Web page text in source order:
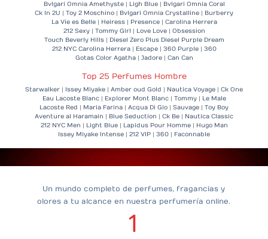
Bvlgari Omnia Amethyste| Ligh Blue| Bvlgari Omnia Coral
Ck In 2U | Toy 2 Moschino | Bvlgari Omnia Crystalline | Burberry
La Vie es Belle| Heiress| Presence| Carolina Herrera
212 Sexy| Tommy Girl | Love Love| Obsession
Touch Beverly Hills| Diesel Zero Plus Diesel Purple Dream
212 NYC Carolina Herrera| Escape| 360 Purple| 360
Gotas Color Agatha| Jadore| Can Can
Top 25 Perfumes Hombre
Starwalker Issey Miyake Amber oud Gold Nautica Voyage
Ck One
Eau Lacoste Blanc| Explorer Mont Blanc| Tommy|
Le Male
Lacoste Red
Maria Farina Acqua Di Gio Sauvage
Toy Boy
Aventure al Haramain
Blue Seduction Ck Be
Nautica Classic
212 NYC Men
Light Blue| Lapidus Pour Homme|
Hugo Man
Issey Miyake Intense
212 VIP 360 Faconnable
Un mundo completo de perfumes, fragancias y
olores a tu alcance en nuestra perfumería online.
1